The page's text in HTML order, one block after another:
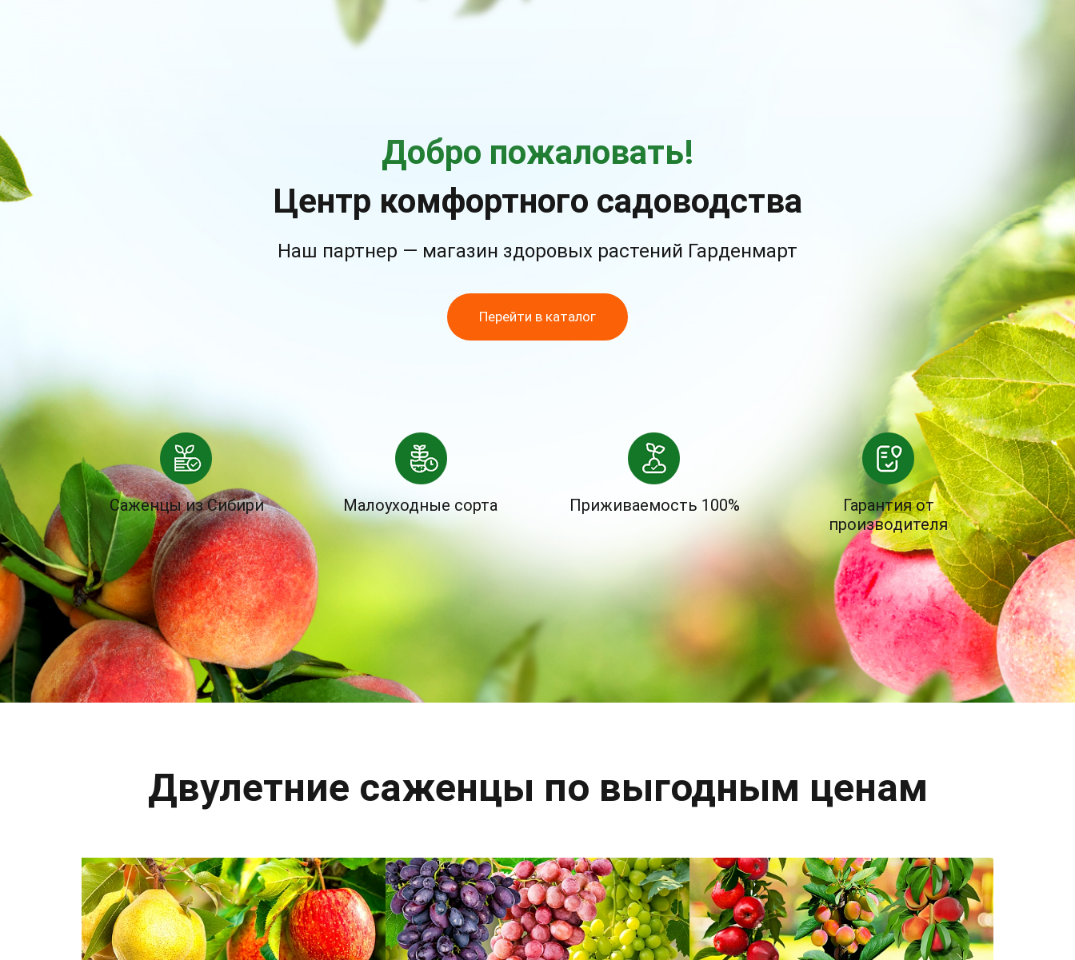
Добро пожаловать!
Центр комфортного садоводства
Наш партнер — магазин здоровых растений Гарденмарт
Перейти в каталог
Саженцы из Сибири Малоуходные сорта Приживаемость 100%
Гарантия от
производителя
Двулетние саженцы по выгодным ценам